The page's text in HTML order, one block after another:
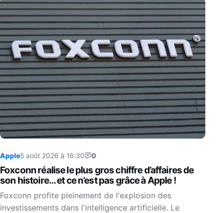
Apple5 août 2026 à 16:30 0
Foxconn réalise le plus gros chiffre d’affaires de
son histoire… et ce n’est pas grâce à Apple !
Foxconn profite pleinement de l'explosion des
investissements dans l'intelligence artificielle. Le